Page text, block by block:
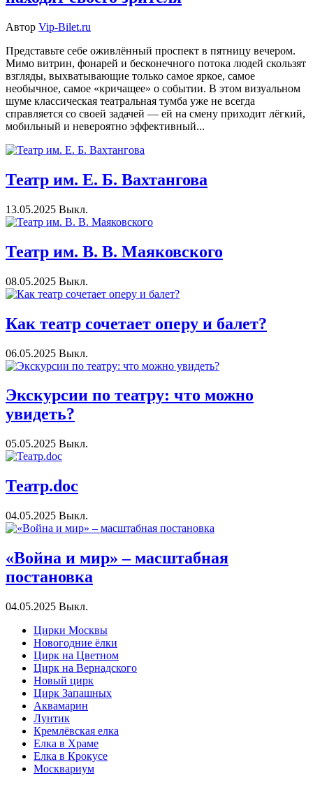
Автор Vip-Bilet.ru
Представьте себе оживлённый проспект в пятницу вечером.
Мимо витрин, фонарей и бесконечного потока людей скользят
взгляды, выхватывающие только самое яркое, самое
необычное, самое «кричащее» о событии. В этом визуальном
шуме классическая театральная тумба уже не всегда
справляется со своей задачей — ей на смену приходит лёгкий,
мобильный и невероятно эффективный...
Театр им. Е. Б. Вахтангова
13.05.2025 Выкл.
Театр им. В. В. Маяковского
08.05.2025 Выкл.
Как театр сочетает оперу и балет?
06.05.2025 Выкл.
Экскурсии по театру: что можно
увидеть?
05.05.2025 Выкл.
Театр.doc
04.05.2025 Выкл.
«Война и мир» – масштабная
постановка
04.05.2025 Выкл.
Цирки Москвы
Новогодние ёлки
Цирк на Цветном
Цирк на Вернадского
Новый цирк
Цирк Запашных
Аквамарин
Лунтик
Кремлёвская елка
Елка в Храме
Елка в Крокусе
Москвариум